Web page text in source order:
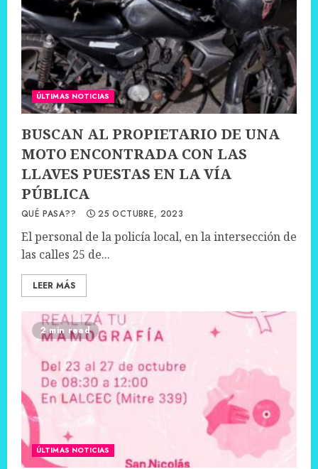
ÚLTIMAS NOTICIAS
BUSCAN AL PROPIETARIO DE UNA
MOTO ENCONTRADA CON LAS
LLAVES PUESTAS EN LA VÍA
PÚBLICA
QUÉ PASA?? 25 OCTUBRE, 2023
El personal de la policía local, en la intersección de
las calles 25 de...
LEER MÁS
2 min read
ÚLTIMAS NOTICIAS